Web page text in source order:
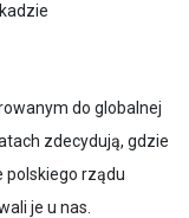
do globalnej
zdecydują, gdzie
polskiego rządu
je u nas.